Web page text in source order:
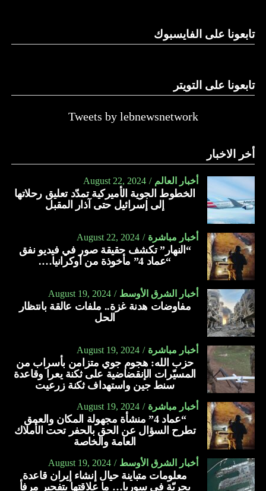
النهار
تابعونا على الفايسبوك
تابعونا على التويتر
Tweets by lebnewsnetwork
أخر الاخبار
أخبار العالم August 22, 2024
الخطوط الجوية الأميركية تمدّد تعليق رحلاتها
إلى إسرائيل حتى آذار المقبل
أخبار مباشرة August 22, 2024
“النهار” تكشف حقيقة صور في فيديو نفق
“عماد 4” مأخوذة من أوكرانيا….
أخبار الشرق الأوسط August 19, 2024
مفاوضات هدنة غزة.. ملفات عالقة بانتظار
الحل
أخبار مباشرة August 19, 2024
حزب الله: هجوم جوي متزامن بأسراب من
المسيّرات الإنقضاضية على ثكنة يعرا وقاعدة
سنط جين واستهداف ثكنة زرعيت
أخبار مباشرة August 19, 2024
“عماد 4” منشأة مجهولة المكان والعمق
تطرح السؤال عن الحق بالحفر تحت الأملاك
العامة والخاصة
أخبار الشرق الأوسط August 19, 2024
معلومات متباينة حيال إنشاء إيران قاعدة
بحريّة في سوريا… ما علاقتها بتفجير مرفأ